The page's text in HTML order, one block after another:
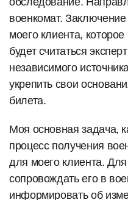
военкомат.
моего клиента,
будет считаться
независимого
укрепить свои
билета.
Моя основная задача,
процесс получения
для моего клиента. Для
сопровождать его в
информировать об